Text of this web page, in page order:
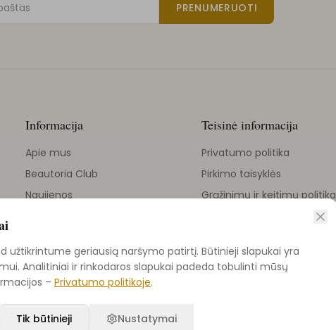
PRENUMERUOTI
Informacija
Apie mus
Beautoria Club
Naujienos
Grąžinimų politika
Teisinė informacija
Privatumo politika
Pirkimo taisyklės
Grąžinimų ir keitimų politika
užtikrintume geriausią naršymo patirtį. Būtinieji slapukai yra
Analitiniai ir rinkodaros slapukai padeda tobulinti mūsų
– Privatumo politikoje.
Tik būtinieji Nustatymai